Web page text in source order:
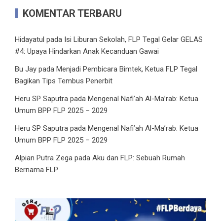
KOMENTAR TERBARU
Hidayatul pada Isi Liburan Sekolah, FLP Tegal Gelar GELAS
#4: Upaya Hindarkan Anak Kecanduan Gawai
Bu Jay pada Menjadi Pembicara Bimtek, Ketua FLP Tegal
Bagikan Tips Tembus Penerbit
Heru SP Saputra pada Mengenal Nafi’ah Al-Ma’rab: Ketua
Umum BPP FLP 2025 – 2029
Heru SP Saputra pada Mengenal Nafi’ah Al-Ma’rab: Ketua
Umum BPP FLP 2025 – 2029
Alpian Putra Zega pada Aku dan FLP: Sebuah Rumah
Bernama FLP